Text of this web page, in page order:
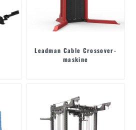
Leadman Cable Crossover-
maskine